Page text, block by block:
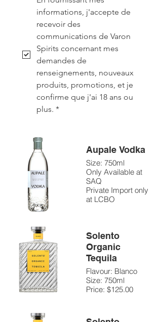
informations, j'accepte de
recevoir des
communications de Varon
Spirits concernant mes
demandes de
renseignements, nouveaux
produits, promotions, et je
confirme que j'ai 18 ans ou
plus. *
Aupale Vodka
Size: 750ml
Only Available at
SAQ
Private Import only
at LCBO
Solento
Organic
Tequila
Flavour: Blanco
Size: 750ml
Price: $125.00